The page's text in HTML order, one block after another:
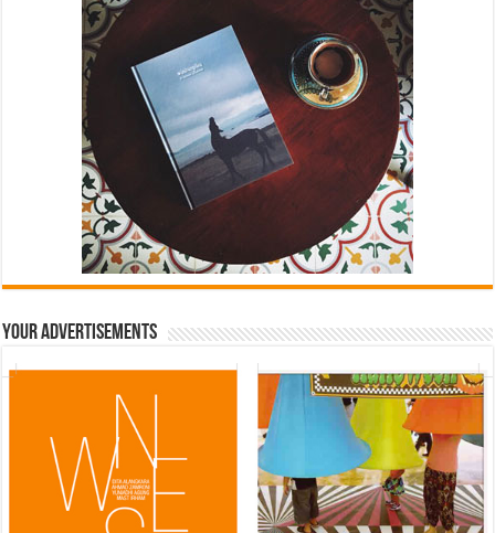
Your Advertisements